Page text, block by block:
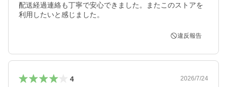
配送経過連絡も丁寧で安心できました。またこのストアを
利用したいと感じました。
違反報告
4
2026/7/24